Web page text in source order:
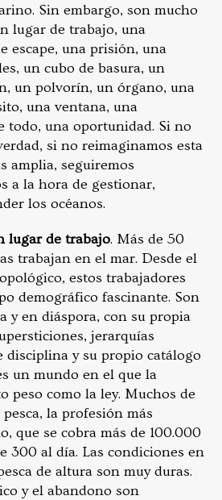
Sin embargo, son mucho
lugar de trabajo, una
escape, una prisión, una
un cubo de basura, un
un polvorín, un órgano, una
una ventana, una
todo, una oportunidad. Si no
si no reimaginamos esta
amplia, seguiremos
a la hora de gestionar,
los océanos.
lugar de trabajo. Más de 50
trabajan en el mar. Desde el
estos trabajadores
demográfico fascinante. Son
y en diáspora, con su propia
jerarquías
disciplina y su propio catálogo
un mundo en el que la
peso como la ley. Muchos de
la profesión más
que se cobra más de 100.000
300 al día. Las condiciones en
de altura son muy duras.
y el abandono son